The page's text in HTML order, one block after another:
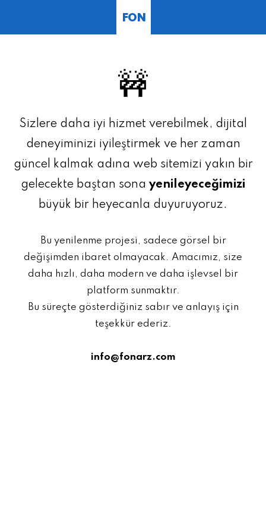
FON
🚧
Sizlere daha iyi hizmet verebilmek, dijital
deneyiminizi iyileştirmek ve her zaman
güncel kalmak adına web sitemizi yakın bir
gelecekte baştan sona yenileyeceğimizi
büyük bir heyecanla duyuruyoruz.
Bu yenilenme projesi, sadece görsel bir
değişimden ibaret olmayacak. Amacımız, size
daha hızlı, daha modern ve daha işlevsel bir
platform sunmaktır.
Bu süreçte gösterdiğiniz sabır ve anlayış için
teşekkür ederiz.
info@fonarz.com